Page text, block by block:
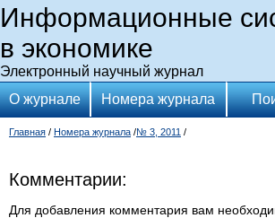
Информационные
в экономике
Электронный научный журнал
О журнале
Номера журнала
Главная / Номера журнала /№ 3, 2011 /
Комментарии:
Для добавления комментария вам